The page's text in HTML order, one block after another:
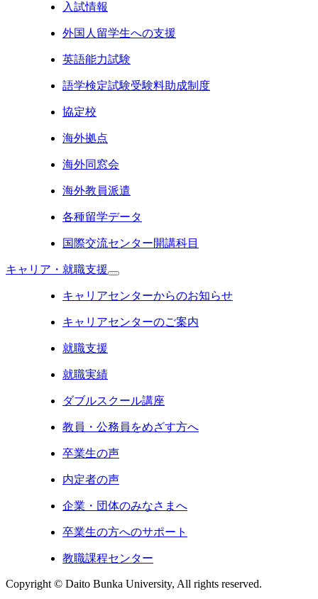
入試情報
外国人留学生への支援
英語能力試験
語学検定試験受験料助成制度
協定校
海外拠点
海外同窓会
海外教員派遣
各種留学データ
国際交流センター開講科目
キャリア・就職支援
キャリアセンターからのお知らせ
キャリアセンターのご案内
就職支援
就職実績
ダブルスクール講座
教員・公務員をめざす方へ
卒業生の声
内定者の声
企業・団体のみなさまへ
卒業生の方へのサポート
教職課程センター
Copyright © Daito Bunka University, All rights reserved.